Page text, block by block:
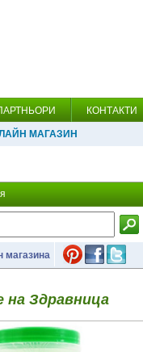
КОНТАКТИ
МАГАЗИН
магазина
Здравница